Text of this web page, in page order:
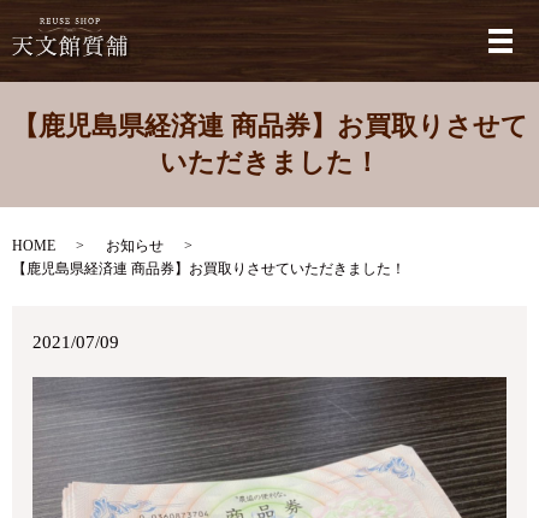
メ
【鹿児島県経済連 商品券】お買取りさせて
いただきました！
HOME
お知らせ
【鹿児島県経済連 商品券】お買取りさせていただきました！
2021/07/09